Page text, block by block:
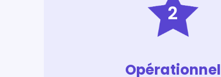
2
Opérationnel